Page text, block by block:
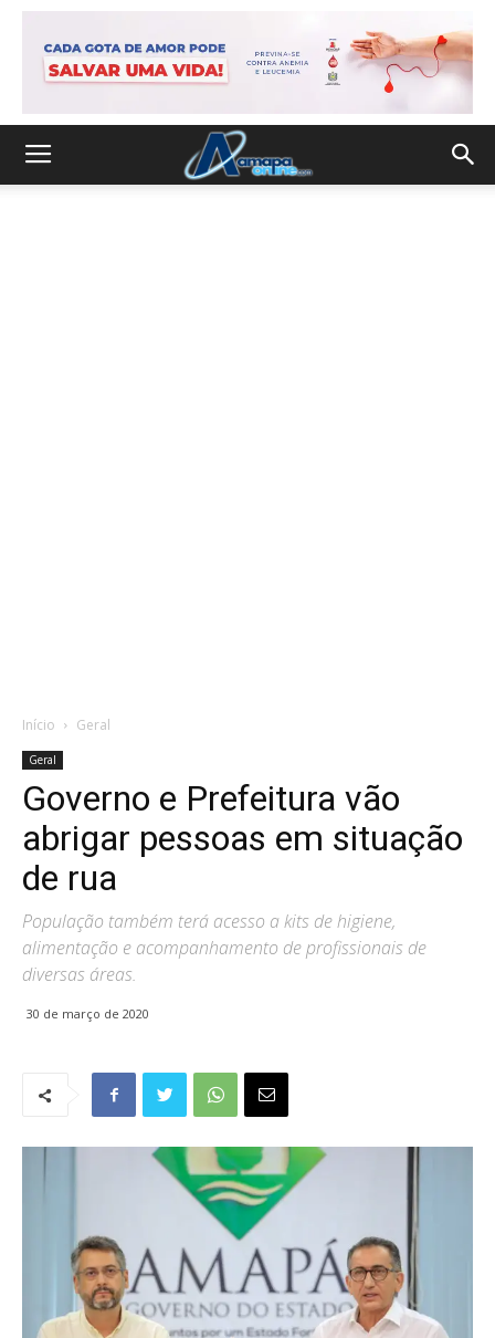
Início Geral
Geral
Governo e Prefeitura vão
abrigar pessoas em situação
de rua
População também terá acesso a kits de higiene,
alimentação e acompanhamento de profissionais de
diversas áreas.
30 de março de 2020